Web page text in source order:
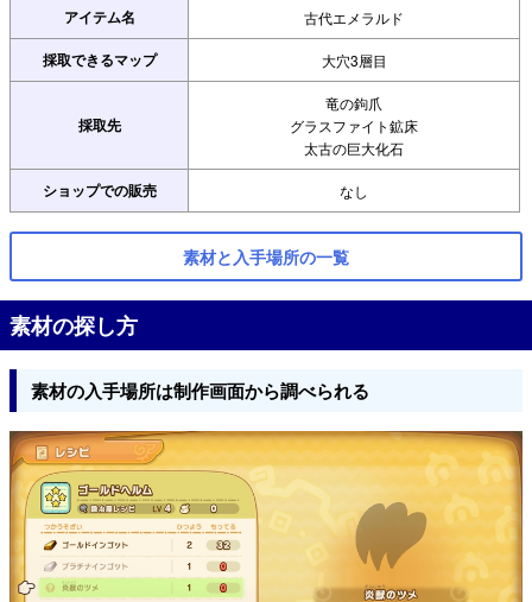
アイテム名 古代エメラルド
採取できるマップ 大穴3層目
採取先
竜の鉤爪
グラスファイト鉱床
太古の巨大化石
ショップでの販売 なし
素材と入手場所の一覧
素材の探し方
素材の入手場所は制作画面から調べられる